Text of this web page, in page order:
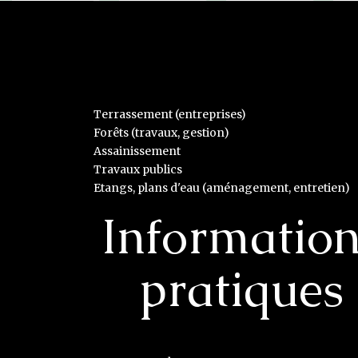
Terrassement (entreprises)
Forêts (travaux, gestion)
Assainissement
Travaux publics
Etangs, plans d'eau (aménagement, entretien)
pratiques